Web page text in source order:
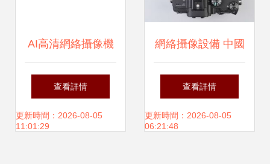
AI高清網絡攝像機
推薦 130萬像素帶
來看得見的清晰影
查看詳情
更新時間：2026-08-05
11:01:29
網絡攝像設備 中國
互聯網品牌50強攝
影器材第二頁盤點
查看詳情
更新時間：2026-08-05
06:21:48